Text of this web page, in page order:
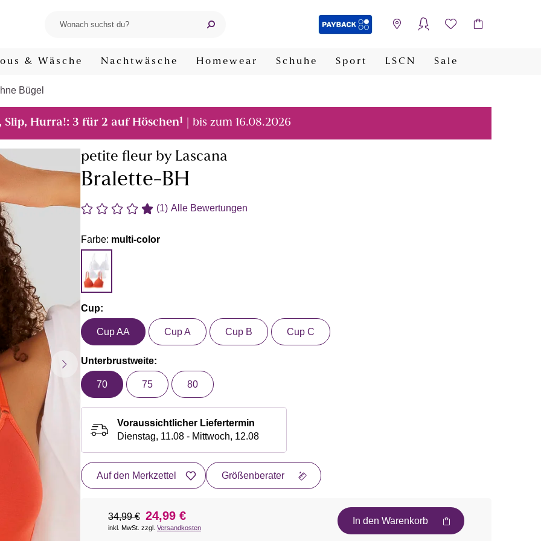
& Wäsche Nachtwäsche Homewear Schuhe Sport LSCN Sale
Bügel
Slip, Hurra!: 3 für 2 auf Höschen1 | bis zum 16.08.2026
petite fleur by Lascana
Bralette-BH
(1) Alle Bewertungen
Farbe: multi-color
Cup:
Cup AA Cup A Cup B Cup C
Unterbrustweite:
70 75 80
Voraussichtlicher Liefertermin
Dienstag, 11.08 - Mittwoch, 12.08
Auf den Merkzettel Größenberater
34,99 € 24,99 €
inkl. MwSt. zzgl. Versandkosten
In den Warenkorb